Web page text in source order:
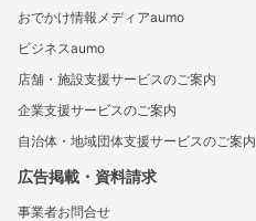
おでかけ情報メディアaumo
ビジネスaumo
店舗・施設支援サービスのご案内
企業支援サービスのご案内
自治体・地域団体支援サービスのご案内
広告掲載・資料請求
事業者お問合せ